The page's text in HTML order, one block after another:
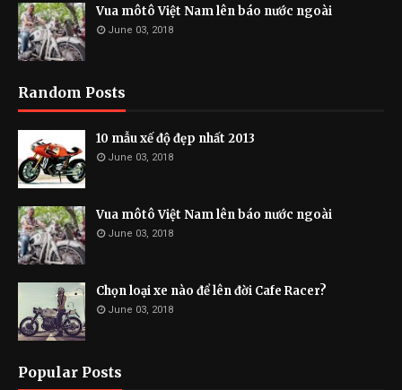
Vua môtô Việt Nam lên báo nước ngoài
June 03, 2018
Random Posts
10 mẫu xế độ đẹp nhất 2013
June 03, 2018
Vua môtô Việt Nam lên báo nước ngoài
June 03, 2018
Chọn loại xe nào để lên đời Cafe Racer?
June 03, 2018
Popular Posts